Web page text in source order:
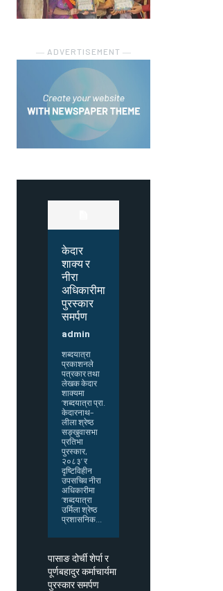
― ADVERTISEMENT ―
केदार
शाक्य र
नीरा
अधिकारीमा
पुरस्कार
समर्पण
admin
शब्दयात्रा
प्रकाशनले
पत्रकार तथा
लेखक केदार
शाक्यमा
‘शब्दयात्रा प्रा.
केदारनाथ–
लीला श्रेष्ठ
सङ्खुवासभा
प्रतिभा
पुरस्कार,
२०८३’ र
दृष्टिविहीन
उपसचिव नीरा
अधिकारीमा
‘शब्दयात्रा
उर्मिला श्रेष्ठ
प्रशासनिक...
पासाङ दोर्ची शेर्पा र
पूर्णबहादुर कर्माचार्यमा
पुरस्कार समर्पण